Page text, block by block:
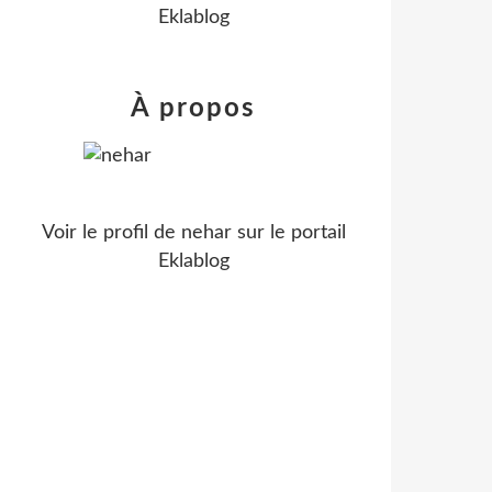
Eklablog
À propos
Voir le profil de neharsur le portail
Eklablog